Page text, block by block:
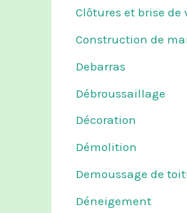
Clôtures et brise de
Construction de
Debarras
Débroussaillage
Décoration
Démolition
Demoussage de
Déneigement